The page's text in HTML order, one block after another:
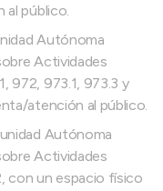
público.
Autónoma
Actividades
972, 973.1, 973.3 y
atención al público.
Autónoma
Actividades
con un espacio físico